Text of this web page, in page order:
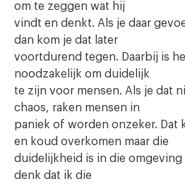
om te zeggen wat hij
vindt en denkt. Als je daar
dan kom je dat later
voortdurend tegen. Daarbij is
noodzakelijk om duidelijk
te zijn voor mensen. Als je dat
chaos, raken mensen in
paniek of worden onzeker. Dat
en koud overkomen maar die
duidelijkheid is in die
denk dat ik die